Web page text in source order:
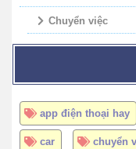
Chuyển việc
app điện thoại hay
car chuyển